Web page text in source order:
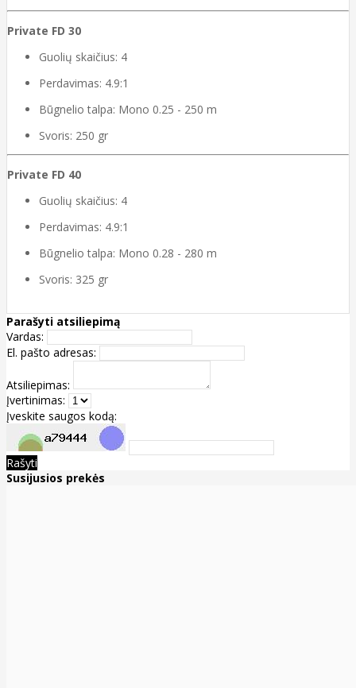
Private FD 30
Guolių skaičius: 4
Perdavimas: 4.9:1
Būgnelio talpa: Mono 0.25 - 250 m
Svoris: 250 gr
Private FD 40
Guolių skaičius: 4
Perdavimas: 4.9:1
Būgnelio talpa: Mono 0.28 - 280 m
Svoris: 325 gr
Parašyti atsiliepimą
Vardas:
El. pašto adresas:
Atsiliepimas:
Įvertinimas:
Įveskite saugos kodą:
Rašyti
Susijusios prekės